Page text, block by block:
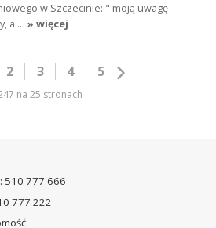
w Szczecinie: " moją uwagę
a… » więcej
2 3 4 5
na 25 stronach
510 777 666
777 222